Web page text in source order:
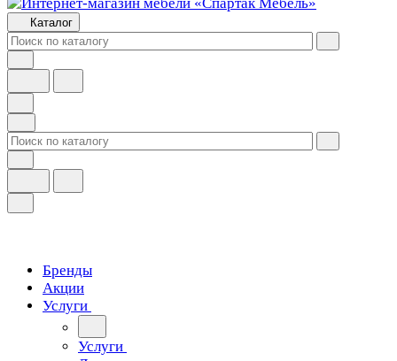
Каталог
Бренды
Акции
Услуги
Услуги